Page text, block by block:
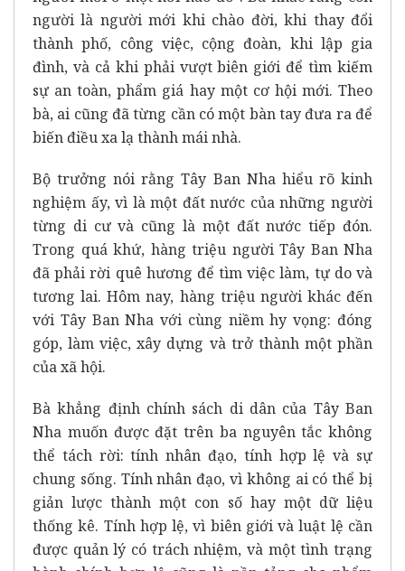
người là người mới khi chào đời, khi thay đổi
thành phố, công việc, cộng đoàn, khi lập gia
đình, và cả khi phải vượt biên giới để tìm kiếm
sự an toàn, phẩm giá hay một cơ hội mới. Theo
bà, ai cũng đã từng cần có một bàn tay đưa ra để
biến điều xa lạ thành mái nhà.
Bộ trưởng nói rằng Tây Ban Nha hiểu rõ kinh
nghiệm ấy, vì là một đất nước của những người
từng di cư và cũng là một đất nước tiếp đón.
Trong quá khứ, hàng triệu người Tây Ban Nha
đã phải rời quê hương để tìm việc làm, tự do và
tương lai. Hôm nay, hàng triệu người khác đến
với Tây Ban Nha với cùng niềm hy vọng: đóng
góp, làm việc, xây dựng và trở thành một phần
của xã hội.
Bà khẳng định chính sách di dân của Tây Ban
Nha muốn được đặt trên ba nguyên tắc không
thể tách rời: tính nhân đạo, tính hợp lệ và sự
chung sống. Tính nhân đạo, vì không ai có thể bị
giản lược thành một con số hay một dữ liệu
thống kê. Tính hợp lệ, vì biên giới và luật lệ cần
được quản lý có trách nhiệm, và một tình trạng